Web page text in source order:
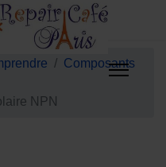
Composants
NPN